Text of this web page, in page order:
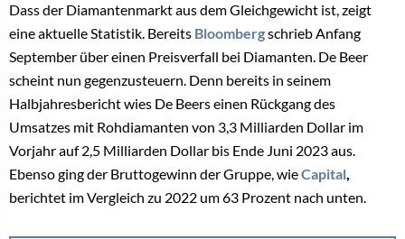
Dass der Diamantenmarkt aus dem Gleichgewicht ist, zeigt
eine aktuelle Statistik. Bereits Bloombergschrieb Anfang
September über einen Preisverfall bei Diamanten. De Beer
scheint nun gegenzusteuern. Denn bereits in seinem
Halbjahresbericht wies De Beers einen Rückgang des
Umsatzes mit Rohdiamanten von 3,3 Milliarden Dollar im
Vorjahr auf 2,5 Milliarden Dollar bis Ende Juni 2023 aus.
Ebenso ging der Bruttogewinn der Gruppe, wieCapital,
berichtet im Vergleich zu 2022 um 63 Prozent nach unten.